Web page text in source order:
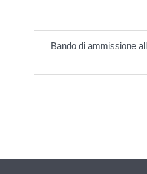
Bando di ammissione